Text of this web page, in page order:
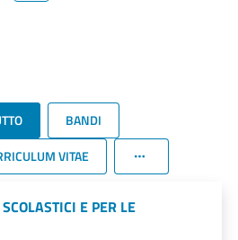
BANDI
VITAE
E PER LE